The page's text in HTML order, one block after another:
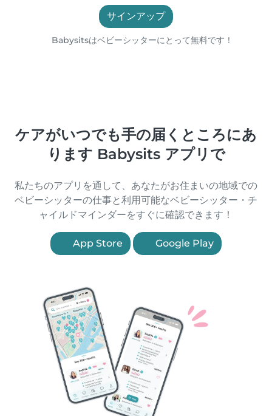
サインアップ
Babysitsはベビーシッターにとって無料です！
ケアがいつでも手の届くところにあ
ります Babysits アプリで
私たちのアプリを通して、あなたがお住まいの地域での
ベビーシッターの仕事と利用可能なベビーシッター・チ
ャイルドマインダーをすぐに確認できます！
App Store Google Play